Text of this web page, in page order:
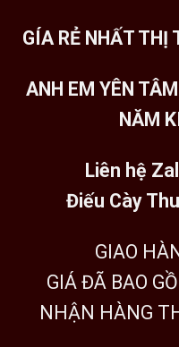
GÍA RẺ NHẤT THỊ
ANH EM YÊN
NĂM
Liên hệ
Điếu Cày
GIAO
GIÁ ĐÃ BAO
NHẬN HÀNG